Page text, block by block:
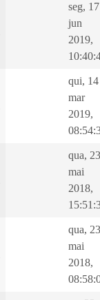
seg, 17
jun
2019,
qui, 14
mar
2019,
qua, 23
mai
2018,
qua, 23
mai
2018,